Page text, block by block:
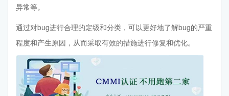
异常等。
通过对bug进行合理的定级和分类，可以更好地了解bug的严重
程度和产生原因，从而采取有效的措施进行修复和优化。